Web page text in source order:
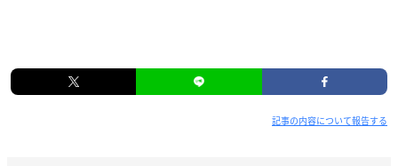
記事の内容について報告する